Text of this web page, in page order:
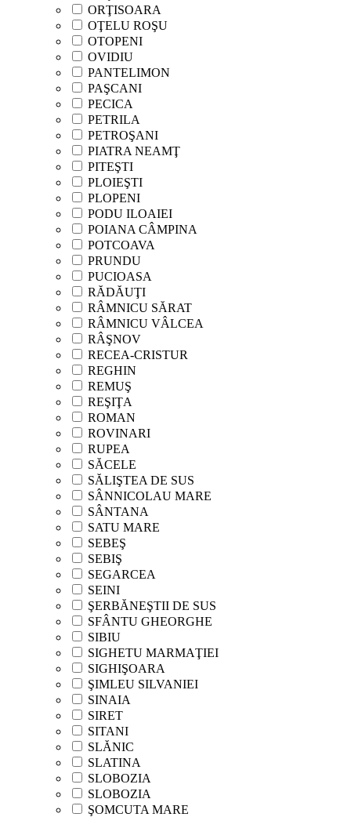
ORŢISOARA
OŢELU ROŞU
OTOPENI
OVIDIU
PANTELIMON
PAŞCANI
PECICA
PETRILA
PETROŞANI
PIATRA NEAMŢ
PITEŞTI
PLOIEŞTI
PLOPENI
PODU ILOAIEI
POIANA CÂMPINA
POTCOAVA
PRUNDU
PUCIOASA
RĂDĂUŢI
RÂMNICU SĂRAT
RÂMNICU VÂLCEA
RÂŞNOV
RECEA-CRISTUR
REGHIN
REMUŞ
REŞIŢA
ROMAN
ROVINARI
RUPEA
SĂCELE
SĂLIŞTEA DE SUS
SÂNNICOLAU MARE
SÂNTANA
SATU MARE
SEBEŞ
SEBIŞ
SEGARCEA
SEINI
ŞERBĂNEŞTII DE SUS
SFÂNTU GHEORGHE
SIBIU
SIGHETU MARMAŢIEI
SIGHIŞOARA
ŞIMLEU SILVANIEI
SINAIA
SIRET
SITANI
SLĂNIC
SLATINA
SLOBOZIA
SLOBOZIA
ŞOMCUTA MARE